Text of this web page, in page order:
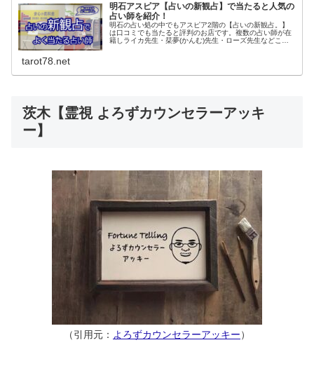
明石アスピア【占いの新観占】で当たると人気の
占い師を紹介！
明石の占い処の中でもアスピア2階の【占いの新観占。】
は口コミでも当たると評判のお店です。複数の占い師が在
籍しライカ先生・栞夢(かんむ)先生・ローズ先生などこれ
tarot78.net
茨木【霊視 よろずカウンセラーアッキ
ー】
（引用元： よろずカウンセラーアッキー）